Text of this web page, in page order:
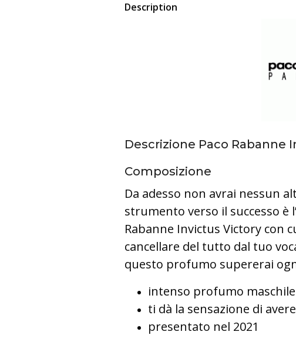
Description
Descrizione Paco Rabanne
Composizione
Da adesso non avrai nessun
strumento verso il successo è
Rabanne Invictus Victory con
cancellare del tutto dal tuo
questo profumo supererai
intenso profumo
ti dà la sensazione di
presentato nel 2021